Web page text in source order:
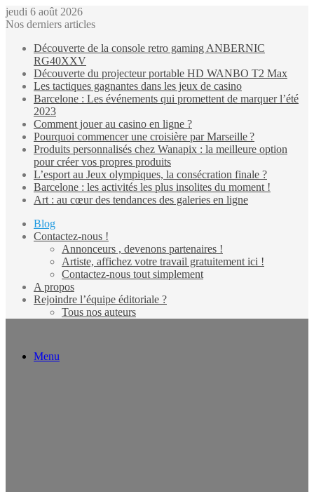
jeudi 6 août 2026
Nos derniers articles
Découverte de la console retro gaming ANBERNIC
RG40XXV
Découverte du projecteur portable HD WANBO T2 Max
Les tactiques gagnantes dans les jeux de casino
Barcelone : Les événements qui promettent de marquer l’été
2023
Comment jouer au casino en ligne ?
Pourquoi commencer une croisière par Marseille ?
Produits personnalisés chez Wanapix : la meilleure option
pour créer vos propres produits
L’esport au Jeux olympiques, la consécration finale ?
Barcelone : les activités les plus insolites du moment !
Art : au cœur des tendances des galeries en ligne
Blog
Contactez-nous !
Annonceurs , devenons partenaires !
Artiste, affichez votre travail gratuitement ici !
Contactez-nous tout simplement
A propos
Rejoindre l’équipe éditoriale ?
Tous nos auteurs
Menu